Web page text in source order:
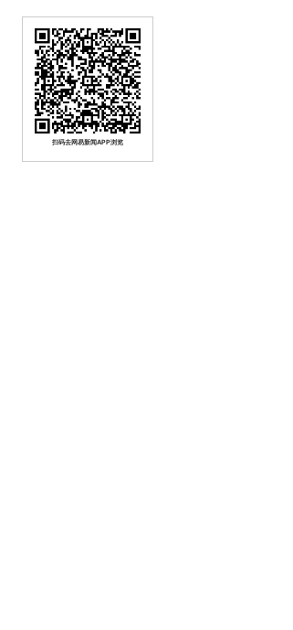
扫码去网易新闻APP浏览